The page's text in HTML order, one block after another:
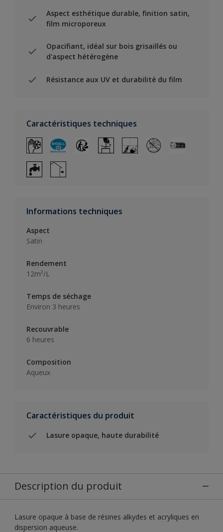
Aspect esthétique durable, finition satin,
film microporeux
Opacifiant, idéal sur bois grisaillés ou
d'aspect hétérogène
Résistance aux UV et durabilité du film
Caractéristiques techniques
Informations techniques
Aspect
Satin
Rendement
12m²/L
Temps de séchage
Environ 3 heures
Recouvrable
6 heures
Composition
Aqueux
Caractéristiques du produit
Lasure opaque, haute durabilité
Description du produit
Lasure opaque à base de résines alkydes et acryliques en
dispersion aqueuse.